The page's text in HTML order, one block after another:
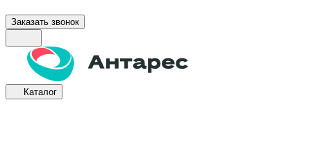
Заказать звонок
Каталог